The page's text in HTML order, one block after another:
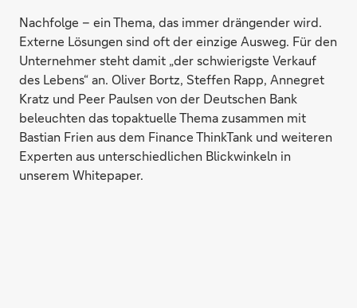
Nachfolge – ein Thema, das immer drängender wird.
Externe Lösungen sind oft der einzige Ausweg. Für den
Unternehmer steht damit „der schwierigste Verkauf
des Lebens“ an. Oliver Bortz, Steffen Rapp, Annegret
Kratz und Peer Paulsen von der Deutschen Bank
beleuchten das topaktuelle Thema zusammen mit
Bastian Frien aus dem Finance ThinkTank und weiteren
Experten aus unterschiedlichen Blickwinkeln in
unserem Whitepaper.